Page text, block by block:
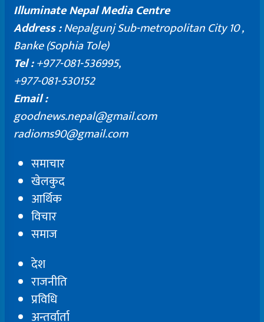
Illuminate Nepal Media Centre
Address :Nepalgunj Sub-metropolitan City 10 ,
Banke (Sophia Tole)
Tel :+977-081-536995,
+977-081-530152
Email :
goodnews.nepal@gmail.com
radioms90@gmail.com
समाचार
खेलकुद
आर्थिक
विचार
समाज
देश
राजनीति
प्रविधि
अन्तर्वार्ता